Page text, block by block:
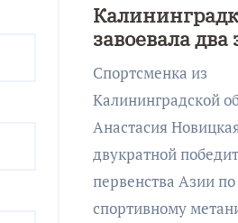
завоевала два
первенства
метанию ножа
Спортсменка из
Калининградской
Анастасия
двукратной
первенства Азии по
спортивному